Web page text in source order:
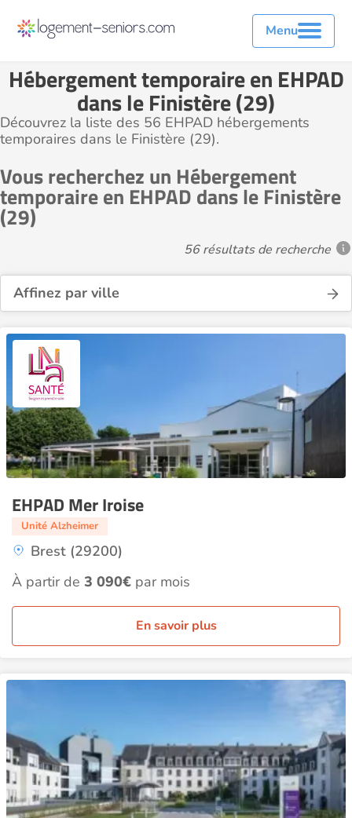
Menu
Hébergement temporaire en EHPAD
dans le Finistère (29)
Découvrez la liste des 56 EHPAD hébergements
temporaires dans le Finistère (29).
Vous recherchez un Hébergement
temporaire en EHPAD dans le Finistère
(29)
56 résultats de recherche
Affinez par ville
EHPAD Mer Iroise
Unité Alzheimer
Brest (29200)
À partir de 3 090€ par mois
En savoir plus